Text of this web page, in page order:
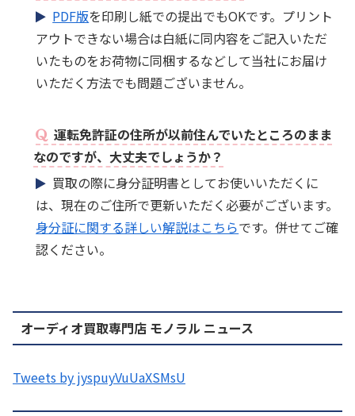
PDF版を印刷し紙での提出でもOKです。プリント
アウトできない場合は白紙に同内容をご記入いただ
いたものをお荷物に同梱するなどして当社にお届け
いただく方法でも問題ございません。
運転免許証の住所が以前住んでいたところのまま
なのですが、大丈夫でしょうか？
買取の際に身分証明書としてお使いいただくに
は、現在のご住所で更新いただく必要がございます。
身分証に関する詳しい解説はこちらです。併せてご確
認ください。
オーディオ買取専門店 モノラル ニュース
Tweets by jyspuyVuUaXSMsU